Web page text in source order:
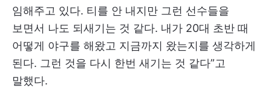
임해주고 있다. 티를 안 내지만 그런 선수들을
보면서 나도 되새기는 것 같다. 내가 20대 초반 때
어떻게 야구를 해왔고 지금까지 왔는지를 생각하게
된다. 그런 것을 다시 한번 새기는 것 같다”고
말했다.